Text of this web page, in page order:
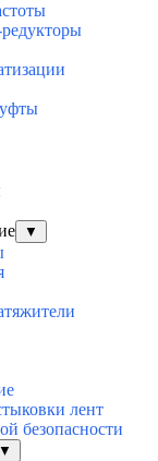
▼
лент
безопасности
▼